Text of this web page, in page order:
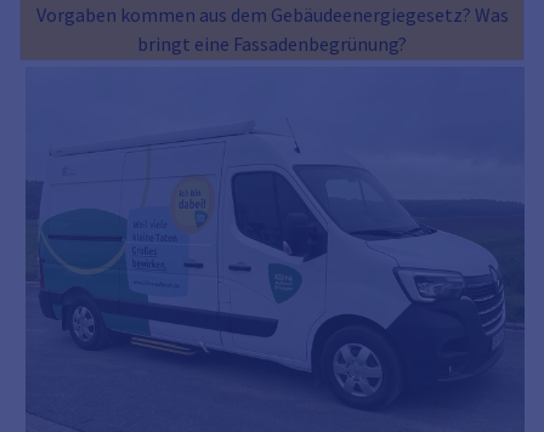
Vorgaben kommen aus dem Gebäudeenergiegesetz? Was
bringt eine Fassadenbegrünung?